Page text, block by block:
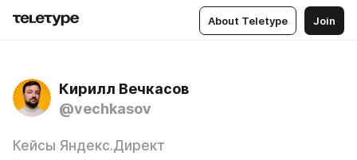
About Teletype Join
Кирилл Вечкасов
@vechkasov
Кейсы Яндекс.Директ